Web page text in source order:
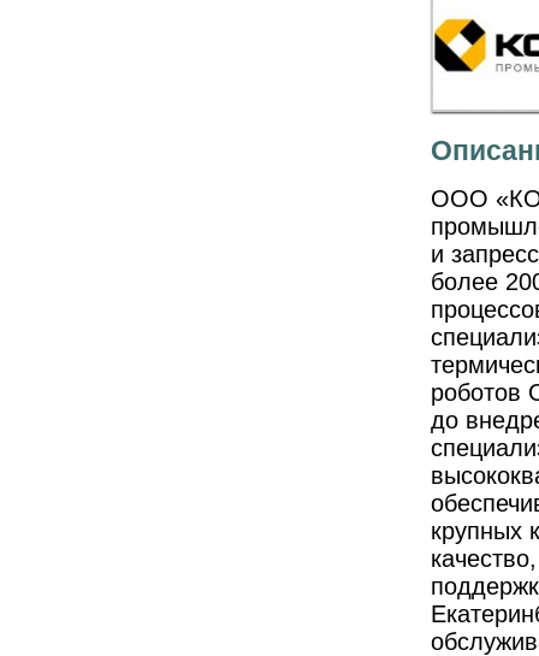
ООО
и
более
роботов
до
крупных